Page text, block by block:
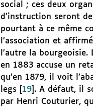
social ; ces deux
d’instruction seront
pourtant à ce même
l’association et
l’autre la
en 1883 accuse un
qu’en 1879, il voit
legs
19] . A défaut, il
par Henri Couturier,